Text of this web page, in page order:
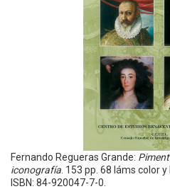
Fernando Regueras Grande:
iconografía . 153 pp. 68 láms color
ISBN: 84-920047-7-0.